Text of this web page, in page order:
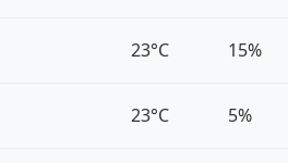
23°C 15%
23°C 5%